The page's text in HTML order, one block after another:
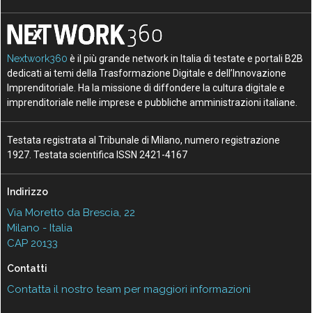
Nextwork360 è il più grande network in Italia di testate e portali B2B
dedicati ai temi della Trasformazione Digitale e dell’Innovazione
Imprenditoriale. Ha la missione di diffondere la cultura digitale e
imprenditoriale nelle imprese e pubbliche amministrazioni italiane.
Testata registrata al Tribunale di Milano, numero registrazione
1927. Testata scientifica ISSN 2421-4167
Indirizzo
Via Moretto da Brescia, 22
Milano - Italia
CAP 20133
Contatti
Contatta il nostro team per maggiori informazioni